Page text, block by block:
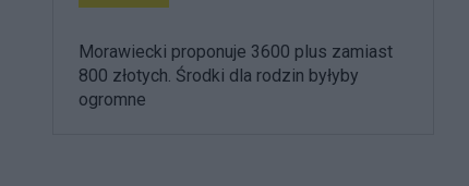
Morawiecki proponuje 3600 plus zamiast
800 złotych. Środki dla rodzin byłyby
ogromne